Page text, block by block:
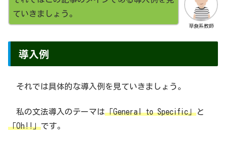
草食系教師
ていきましょう。
導入例
それでは具体的な導入例を見ていきましょう。
私の文法導入のテーマは「General to Specific」と
「Oh!!」です。